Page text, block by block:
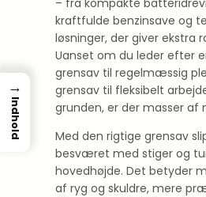
– fra kompakte
kraftfulde benzinsave og
løsninger, der giver ekstra
Uanset om du leder efter
grensav til regelmæssig
grensav til fleksibelt
grunden, er der masser af
Med den rigtige grensav
besværet med stiger og
hovedhøjde. Det betyder
af ryg og skuldre, mere
→
Indhold